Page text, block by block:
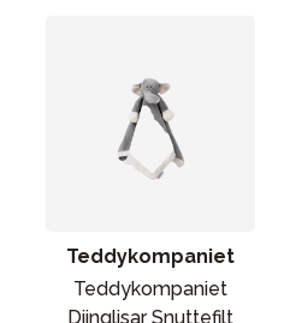
Teddykompaniet
Teddykompaniet
Diinglisar Snuttefilt